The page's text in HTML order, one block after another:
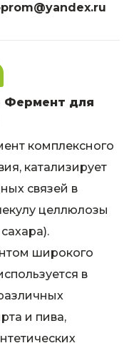
Фермент для
комплексного
катализирует
связей в
целлюлозы
широкого
в
и пива,